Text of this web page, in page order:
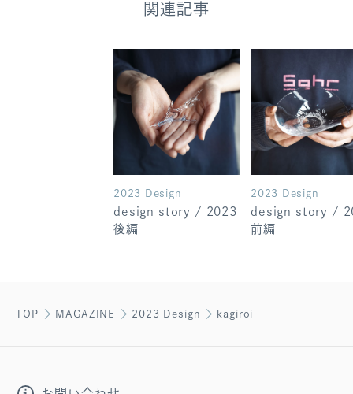
関連記事
2023 Design
design story / 2023
後編
2023 Design
design story /
前編
TOP MAGAZINE 2023 Design kagiroi